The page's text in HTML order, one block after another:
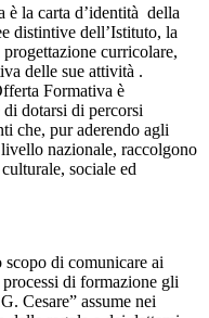
è la carta d’identità della
distintive dell’Istituto, la
curricolare,
delle sue attività .
Formativa è
dotarsi di percorsi
che, pur aderendo agli
nazionale, raccolgono
sociale ed
di comunicare ai
di formazione gli
Cesare” assume nei